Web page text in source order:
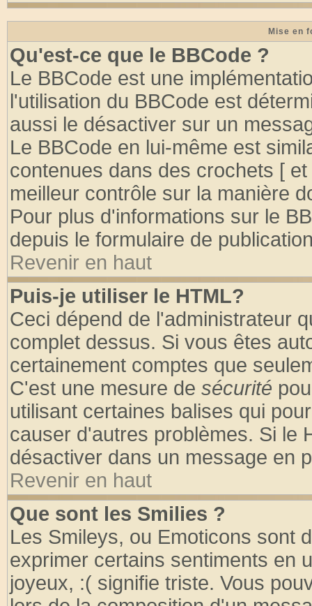
Mise en
Qu'est-ce que le BBCode ?
Le BBCode est une
l'utilisation du BBCode est
aussi le désactiver sur un
Le BBCode en lui-même est
contenues dans des crochets [
meilleur contrôle sur la manière
Pour plus d'informations sur le
depuis le formulaire de
Revenir en haut
Puis-je utiliser le HTML?
Ceci dépend de l'administrateur
complet dessus. Si vous êtes
certainement comptes que
C'est une mesure de sécurité
utilisant certaines balises qui
causer d'autres problèmes. Si le
désactiver dans un message en
Revenir en haut
Que sont les Smilies ?
Les Smileys, ou Emoticons sont
exprimer certains sentiments en
joyeux, :( signifie triste. Vous